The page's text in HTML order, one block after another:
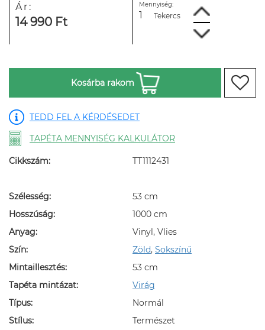
Ár:
14 990 Ft
Mennyiség:
Tekercs
Kosárba rakom
TEDD FEL A KÉRDÉSEDET
TAPÉTA MENNYISÉG KALKULÁTOR
Cikkszám: TT1112431
Szélesség:
53 cm
Hosszúság:
1000 cm
Anyag:
Vinyl, Vlies
Szín:
Zöld, Sokszínű
Mintaillesztés:
53 cm
Tapéta mintázat:
Virág
Típus:
Normál
Stílus:
Természet